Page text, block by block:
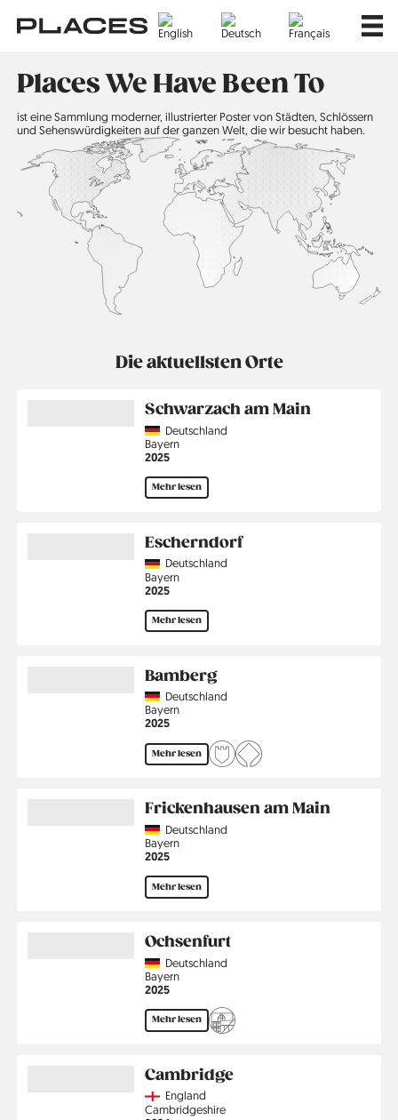
zum
Inhalt
Main
Places We Have Been To
ist eine Sammlung moderner, illustrierter Poster von Städten, Schlössern
und Sehenswürdigkeiten auf der ganzen Welt, die wir besucht haben.
Die aktuellsten Orte
Schwarzach am Main
CountryDeutschland
Region
Bayern
Jahr
2025
Mehr lesen
Escherndorf
CountryDeutschland
Region
Bayern
Jahr
2025
Mehr lesen
Bamberg
CountryDeutschland
Region
Bayern
Jahr
2025
Mehr lesen
Frickenhausen am Main
CountryDeutschland
Region
Bayern
Jahr
2025
Mehr lesen
Ochsenfurt
CountryDeutschland
Region
Bayern
Jahr
2025
Mehr lesen
Cambridge
CountryEngland
Region
Cambridgeshire